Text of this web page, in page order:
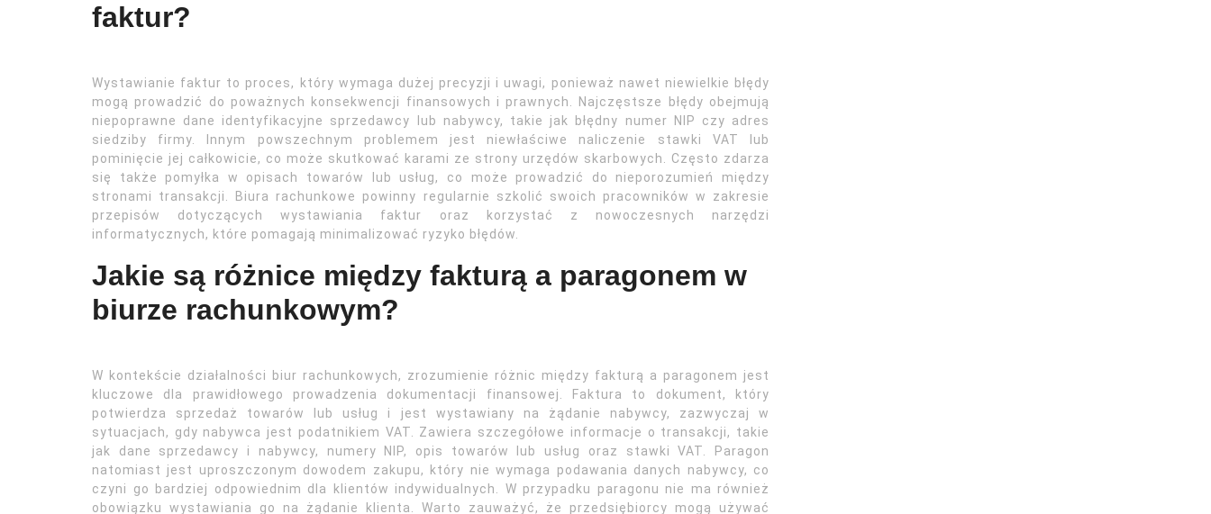
faktur?
Wystawianie faktur to proces, który wymaga dużej precyzji i uwagi, ponieważ nawet niewielkie błędy
mogą prowadzić do poważnych konsekwencji finansowych i prawnych. Najczęstsze błędy obejmują
niepoprawne dane identyfikacyjne sprzedawcy lub nabywcy, takie jak błędny numer NIP czy adres
siedziby firmy. Innym powszechnym problemem jest niewłaściwe naliczenie stawki VAT lub
pominięcie jej całkowicie, co może skutkować karami ze strony urzędów skarbowych. Często zdarza
się także pomyłka w opisach towarów lub usług, co może prowadzić do nieporozumień między
stronami transakcji. Biura rachunkowe powinny regularnie szkolić swoich pracowników w zakresie
przepisów dotyczących wystawiania faktur oraz korzystać z nowoczesnych narzędzi
informatycznych, które pomagają minimalizować ryzyko błędów.
Jakie są różnice między fakturą a paragonem w
biurze rachunkowym?
W kontekście działalności biur rachunkowych, zrozumienie różnic między fakturą a paragonem jest
kluczowe dla prawidłowego prowadzenia dokumentacji finansowej. Faktura to dokument, który
potwierdza sprzedaż towarów lub usług i jest wystawiany na żądanie nabywcy, zazwyczaj w
sytuacjach, gdy nabywca jest podatnikiem VAT. Zawiera szczegółowe informacje o transakcji, takie
jak dane sprzedawcy i nabywcy, numery NIP, opis towarów lub usług oraz stawki VAT. Paragon
natomiast jest uproszczonym dowodem zakupu, który nie wymaga podawania danych nabywcy, co
czyni go bardziej odpowiednim dla klientów indywidualnych. W przypadku paragonu nie ma również
obowiązku wystawiania go na żądanie klienta. Warto zauważyć, że przedsiębiorcy mogą używać